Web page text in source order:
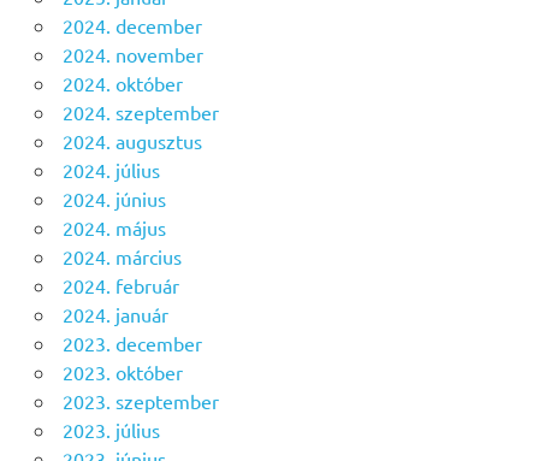
2024. december
2024. november
2024. október
2024. szeptember
2024. augusztus
2024. július
2024. június
2024. május
2024. március
2024. február
2024. január
2023. december
2023. október
2023. szeptember
2023. július